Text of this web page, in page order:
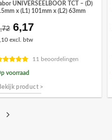
UNIVERSEELBOOR TCT – (D)
x (L1) 101mm x (L2) 63mm
Oorspronkelijke
prijs
€7,72.
6,17Huidige
€6,17.
excl. btw
11 beoordelingen
voorraad
product >